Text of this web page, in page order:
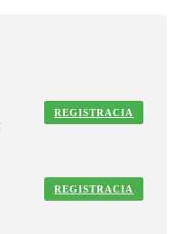
REGISTRACIA
REGISTRACIA